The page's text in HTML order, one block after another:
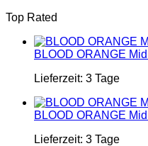
Top Rated
BLOOD ORANGE
Lieferzeit: 3 Tage
BLOOD ORANGE
Lieferzeit: 3 Tage